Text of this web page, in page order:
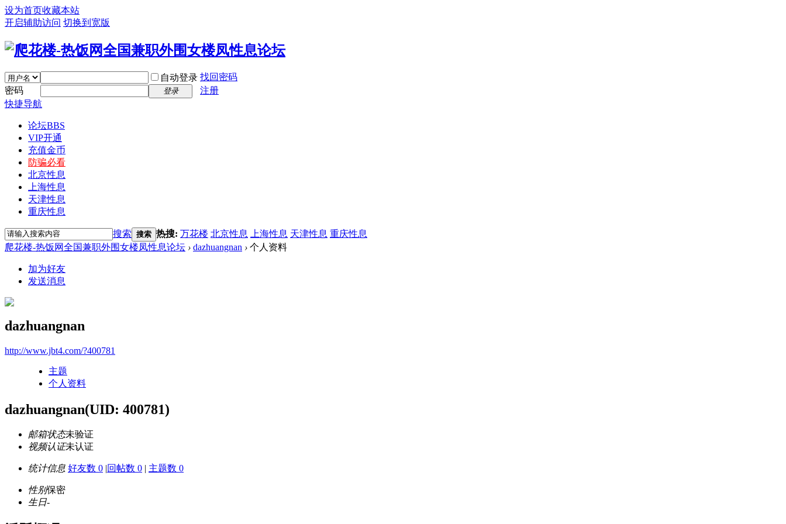
设为首页收藏本站
开启辅助访问 切换到宽版
自动登录 找回密码
密码
登录
注册
快捷导航
论坛BBS
VIP开通
充值金币
防骗必看
北京性息
上海性息
天津性息
重庆性息
搜索 搜索 热搜: 万花楼 北京性息 上海性息 天津性息 重庆性息
爬花楼-热饭网全国兼职外围女楼凤性息论坛 › dazhuangnan › 个人资料
加为好友
发送消息
dazhuangnan
http://www.jbt4.com/?400781
主题
个人资料
dazhuangnan(UID: 400781)
邮箱状态未验证
视频认证未认证
统计信息 好友数 0 |回帖数 0 | 主题数 0
性别保密
生日-